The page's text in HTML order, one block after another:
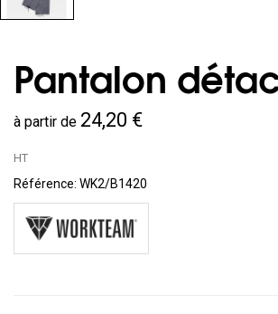
Pantalon
à partir de 24,20 €
HT
Référence: WK2/B1420